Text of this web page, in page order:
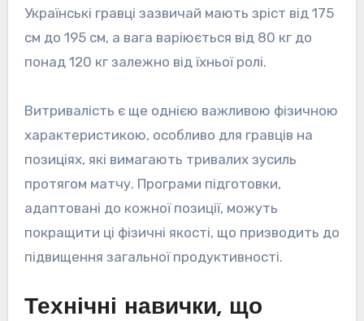
Українські гравці зазвичай мають зріст від 175
см до 195 см, а вага варіюється від 80 кг до
понад 120 кг залежно від їхньої ролі.
Витривалість є ще однією важливою фізичною
характеристикою, особливо для гравців на
позиціях, які вимагають тривалих зусиль
протягом матчу. Програми підготовки,
адаптовані до кожної позиції, можуть
покращити ці фізичні якості, що призводить до
підвищення загальної продуктивності.
Технічні навички, що